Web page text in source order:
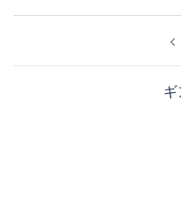
ナ
ギ